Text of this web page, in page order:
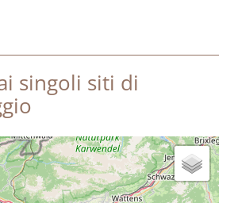
singoli siti di